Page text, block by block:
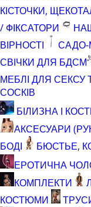
КІСТОЧКИ,
/ ФІКСАТОРИ
ВІРНОСТІ
САДО-
СВІЧКИ ДЛЯ БДСМ
МЕБЛІ ДЛЯ СЕКСУ
СОСКІВ
БІЛИЗНА І
АКСЕСУАРИ
БОДІ
БЮСТЬЕ,
ЕРОТИЧНА
КОМПЛЕКТИ
КОСТЮМИ